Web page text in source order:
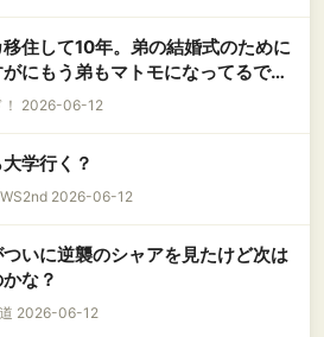
住して10年。弟の結婚式のために
にもう弟もマトモになってるでし
」私「！？」 → 弟の結婚相手
！ 2026-06-12
学行く？
2026-06-12
ついに逆襲のシャアを見たけど次は
な？
道 2026-06-12